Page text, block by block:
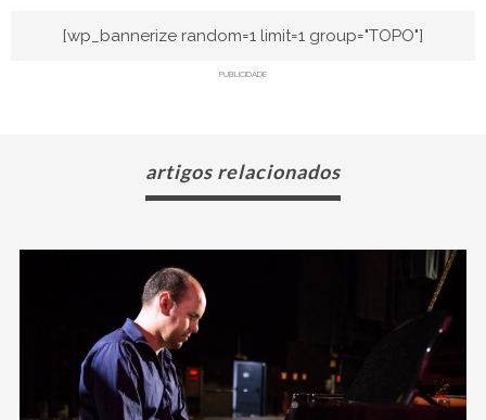
[wp_bannerize random=1 limit=1 group="TOPO"]
PUBLICIDADE
artigos relacionados